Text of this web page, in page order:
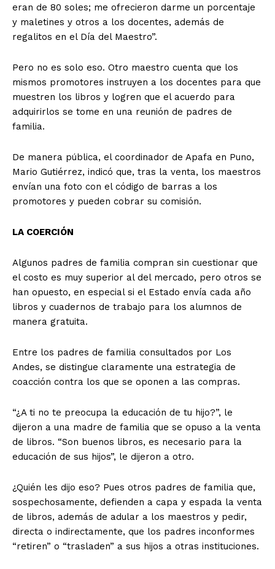
eran de 80 soles; me ofrecieron darme un porcentaje
y maletines y otros a los docentes, además de
regalitos en el Día del Maestro”.
Pero no es solo eso. Otro maestro cuenta que los
mismos promotores instruyen a los docentes para que
muestren los libros y logren que el acuerdo para
adquirirlos se tome en una reunión de padres de
familia.
De manera pública, el coordinador de Apafa en Puno,
Mario Gutiérrez, indicó que, tras la venta, los maestros
envían una foto con el código de barras a los
promotores y pueden cobrar su comisión.
LA COERCIÓN
Algunos padres de familia compran sin cuestionar que
el costo es muy superior al del mercado, pero otros se
han opuesto, en especial si el Estado envía cada año
libros y cuadernos de trabajo para los alumnos de
manera gratuita.
Entre los padres de familia consultados por Los
Andes, se distingue claramente una estrategia de
coacción contra los que se oponen a las compras.
“¿A ti no te preocupa la educación de tu hijo?”, le
dijeron a una madre de familia que se opuso a la venta
de libros. “Son buenos libros, es necesario para la
educación de sus hijos”, le dijeron a otro.
¿Quién les dijo eso? Pues otros padres de familia que,
sospechosamente, defienden a capa y espada la venta
de libros, además de adular a los maestros y pedir,
directa o indirectamente, que los padres inconformes
“retiren” o “trasladen” a sus hijos a otras instituciones.